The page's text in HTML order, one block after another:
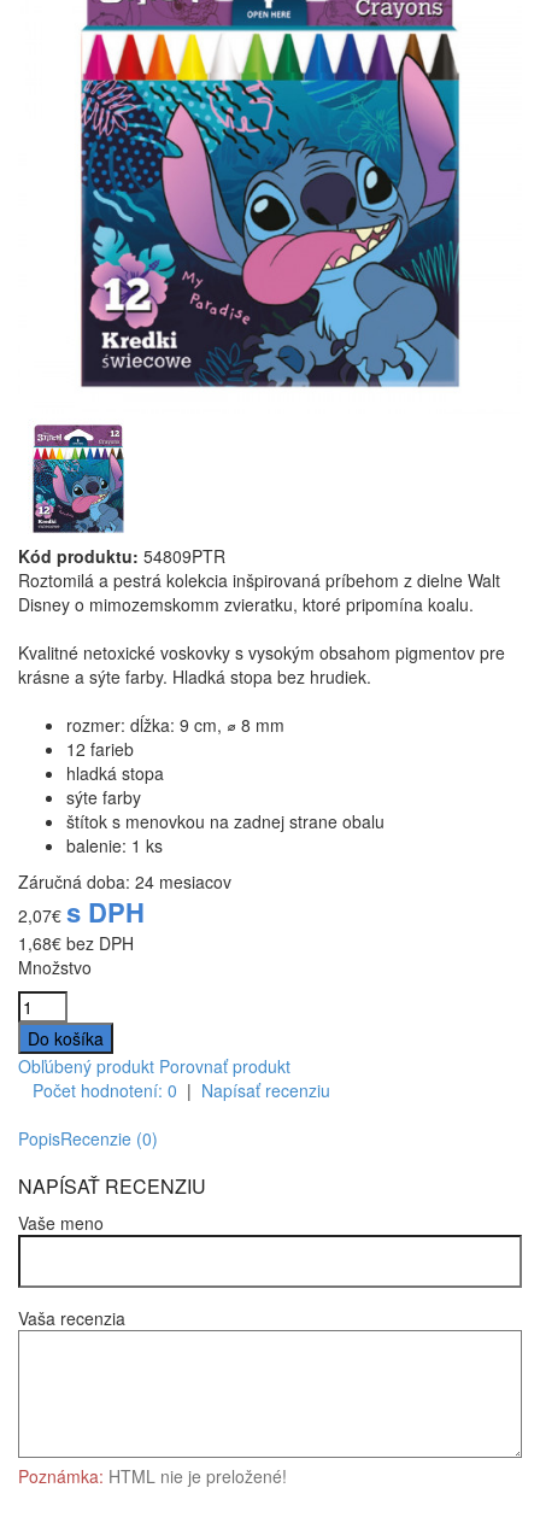
Kód produktu: 54809PTR
Roztomilá a pestrá kolekcia inšpirovaná príbehom z dielne Walt
Disney o mimozemskomm zvieratku, ktoré pripomína koalu.
Kvalitné netoxické voskovky s vysokým obsahom pigmentov pre
krásne a sýte farby. Hladká stopa bez hrudiek.
rozmer: dĺžka: 9 cm, ⌀ 8 mm
12 farieb
hladká stopa
sýte farby
štítok s menovkou na zadnej strane obalu
balenie: 1 ks
Záručná doba: 24 mesiacov
2,07€ s DPH
1,68€ bez DPH
Množstvo
Obľúbený produkt Porovnať produkt
Počet hodnotení: 0 | Napísať recenziu
PopisRecenzie (0)
NAPÍSAŤ RECENZIU
Vaše meno
Vaša recenzia
Poznámka: HTML nie je preložené!